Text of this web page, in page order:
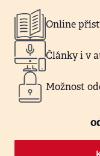
Online
Články i v
Možnost